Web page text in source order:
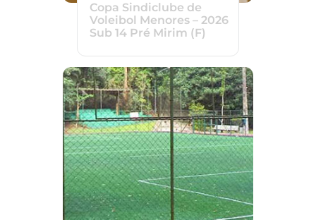
Copa Sindiclube de
Voleibol Menores – 2026
Sub 14 Pré Mirim (F)